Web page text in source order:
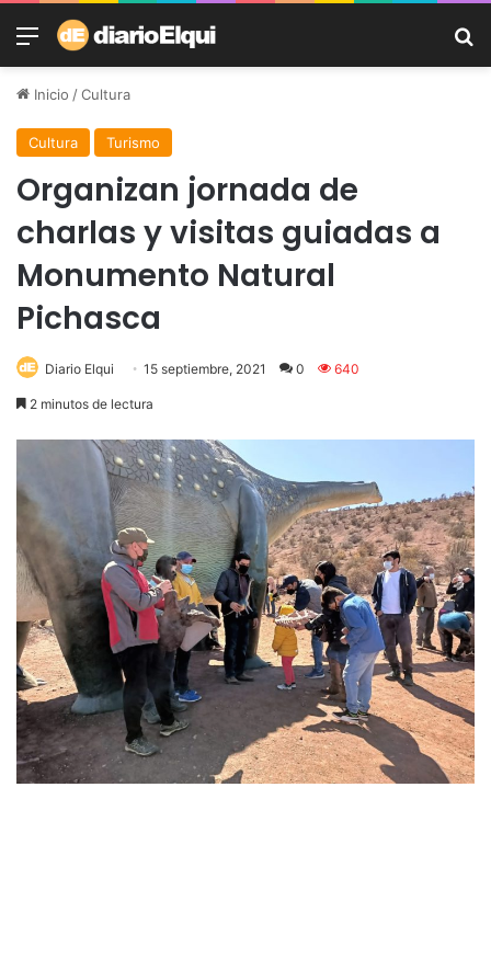
Menú
Inicio /Cultura
Cultura Turismo
Organizan jornada de
charlas y visitas guiadas a
Monumento Natural
Pichasca
Diario Elqui 15 septiembre, 2021 0 640
2 minutos de lectura